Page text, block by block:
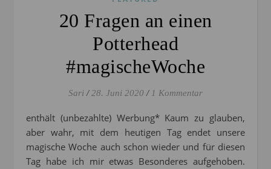
20 Fragen an einen
Potterhead
#magischeWoche
Sari / 28. Juni 2020 / 1 Kommentar
enthält (unbezahlte) Werbung* Kaum zu glauben,
aber wahr, mit dem heutigen Tag endet unsere
magische Woche auch schon wieder und für diesen
Tag habe ich mir etwas Besonderes aufgehoben.